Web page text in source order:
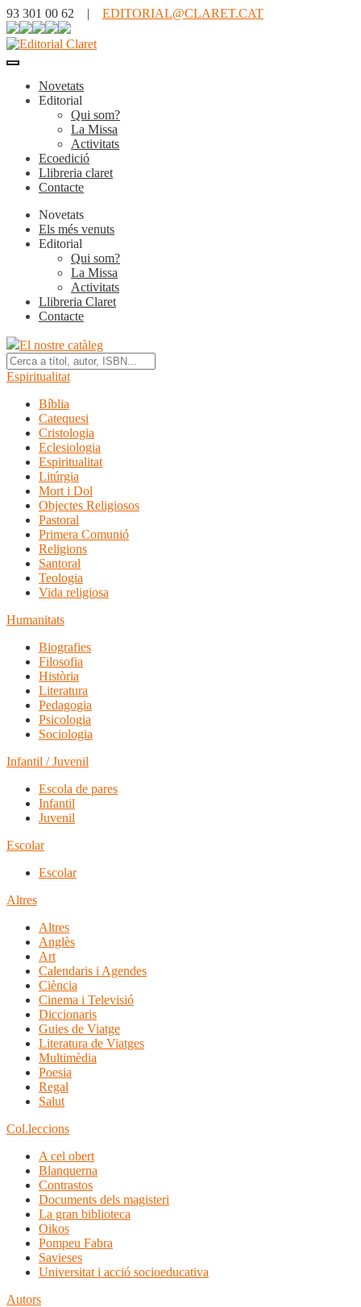
93 301 00 62 | EDITORIAL@CLARET.CAT
Novetats
Editorial
Qui som?
La Missa
Activitats
Ecoedició
Llibreria claret
Contacte
Novetats
Els més venuts
Editorial
Qui som?
La Missa
Activitats
Llibreria Claret
Contacte
El nostre catàleg
Espiritualitat
Bíblia
Catequesi
Cristologia
Eclesiologia
Espiritualitat
Litúrgia
Mort i Dol
Objectes Religiosos
Pastoral
Primera Comunió
Religions
Santoral
Teologia
Vida religiosa
Humanitats
Biografies
Filosofia
Història
Literatura
Pedagogia
Psicologia
Sociologia
Infantil / Juvenil
Escola de pares
Infantil
Juvenil
Escolar
Escolar
Altres
Altres
Anglès
Art
Calendaris i Agendes
Ciència
Cinema i Televisió
Diccionaris
Guies de Viatge
Literatura de Viatges
Multimèdia
Poesia
Regal
Salut
Col.leccions
A cel obert
Blanquerna
Contrastos
Documents dels magisteri
La gran biblioteca
Oikos
Pompeu Fabra
Savieses
Universitat i acció socioeducativa
Autors